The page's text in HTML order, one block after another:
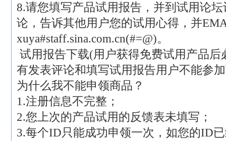
8.请您填写产品试用报告，并到试用论
论，告诉其他用户您的试用心得，并
xuya#staff.sina.com.cn(#=@)。
试用报告下载(用户获得免费试用产品后
有发表评论和填写试用报告用户不能参
为什么我不能申领商品？
1.注册信息不完整；
2.您上次的产品试用的反馈表未填写；
3.每个ID只能成功申领一次，如您的ID